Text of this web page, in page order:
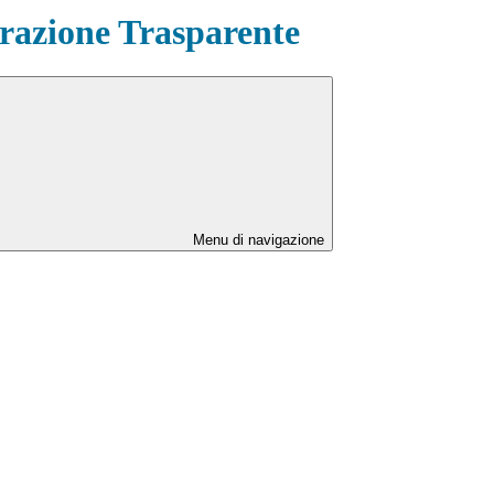
Trasparente
Menu di navigazione